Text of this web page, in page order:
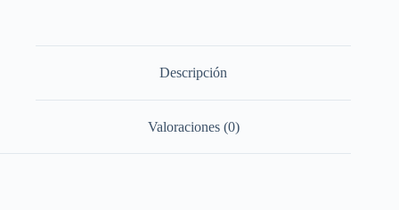
cantidad
Descripción
Valoraciones (0)